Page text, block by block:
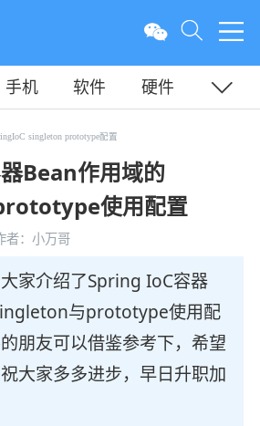
手机 软件
硬件
务器
singleton prototype配置
Bean作用域的
使用配置
者：小万哥
家介绍了Spring IoC容器
与prototype使用配
朋友可以借鉴参考下，希望
大家多多进步，早日升职加